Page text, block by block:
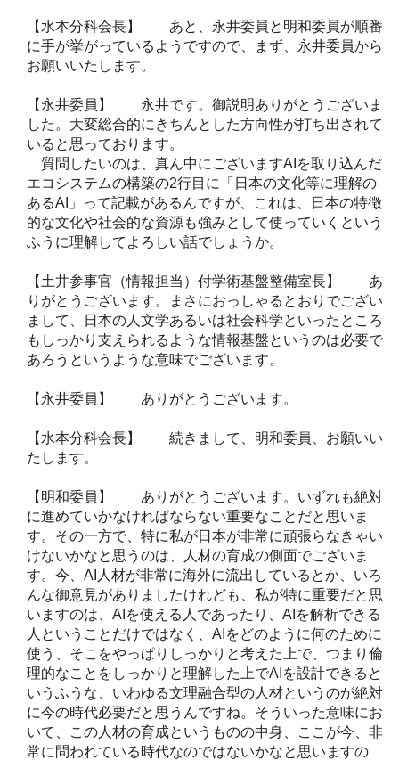
【水本分科会長】 あと、永井委員と明和委員が順番
に手が挙がっているようですので、まず、永井委員から
お願いいたします。
【永井委員】 永井です。御説明ありがとうございま
した。大変総合的にきちんとした方向性が打ち出されて
いると思っております。
質問したいのは、真ん中にございますAIを取り込んだ
エコシステムの構築の2行目に「日本の文化等に理解の
あるAI」って記載があるんですが、これは、日本の特徴
的な文化や社会的な資源も強みとして使っていくという
ふうに理解してよろしい話でしょうか。
【土井参事官（情報担当）付学術基盤整備室長】 あ
りがとうございます。まさにおっしゃるとおりでござい
まして、日本の人文学あるいは社会科学といったところ
もしっかり支えられるような情報基盤というのは必要で
あろうというような意味でございます。
【永井委員】 ありがとうございます。
【水本分科会長】 続きまして、明和委員、お願いい
たします。
【明和委員】 ありがとうございます。いずれも絶対
に進めていかなければならない重要なことだと思いま
す。その一方で、特に私が日本が非常に頑張らなきゃい
けないかなと思うのは、人材の育成の側面でございま
す。今、AI人材が非常に海外に流出しているとか、いろ
んな御意見がありましたけれども、私が特に重要だと思
いますのは、AIを使える人であったり、AIを解析できる
人ということだけではなく、AIをどのように何のために
使う、そこをやっぱりしっかりと考えた上で、つまり倫
理的なことをしっかりと理解した上でAIを設計できると
いうふうな、いわゆる文理融合型の人材というのが絶対
に今の時代必要だと思うんですね。そういった意味にお
いて、この人材の育成というものの中身、ここが今、非
常に問われている時代なのではないかなと思いますの